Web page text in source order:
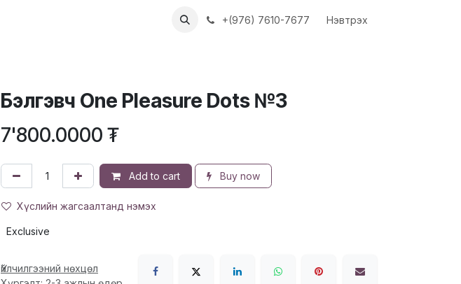
АЖЛЫН БАЙРУУД+(976) 7610-7677 Нэвтрэх
Бэлгэвч One Pleasure Dots №3
7'800.0000 ₮
Add to cart Buy now
Хүслийн жагсаалтанд нэмэх
Exclusive
Үйлчилгээний нөхцөл